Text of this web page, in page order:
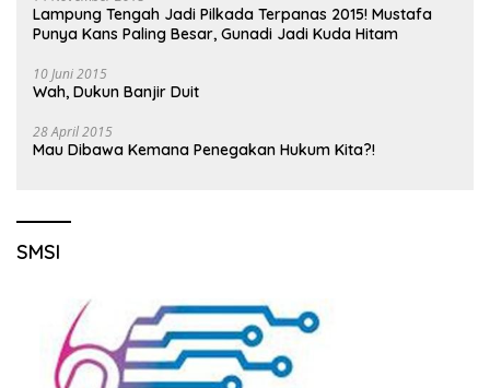
Lampung Tengah Jadi Pilkada Terpanas 2015! Mustafa
Punya Kans Paling Besar, Gunadi Jadi Kuda Hitam
10 Juni 2015
Wah, Dukun Banjir Duit
28 April 2015
Mau Dibawa Kemana Penegakan Hukum Kita?!
SMSI